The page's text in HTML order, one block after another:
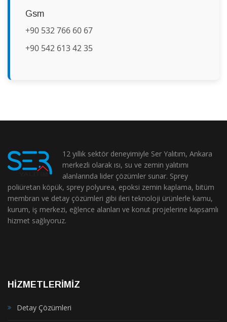
Gsm
+90 532 766 60 67
+90 542 613 42 35
12 yıllık sektör deneyimiyle Ser Yalıtım, Ankara
merkezli olarak ısı, su ve zemin yalıtımı
alanlarında lider çözümler sunar. Sprey
poliüretan köpük, sprey polyurea, epoksi zemin kaplama, bitüm
membran ve detay çözümleri gibi ileri teknoloji ürünlerle kamu,
kurum, iş merkezi, eğlence alanları ve konut projelerine kapsamlı
hizmet sağlıyoruz.
HİZMETLERİMİZ
Detay Çözümleri